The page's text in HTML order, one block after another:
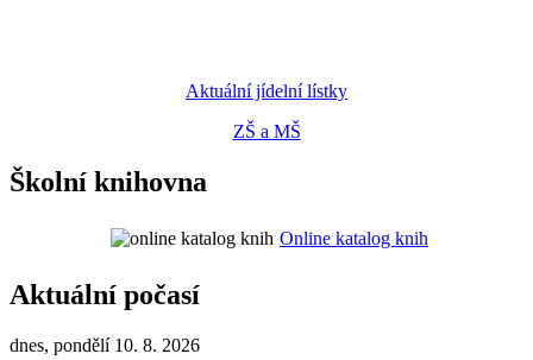
Aktuální jídelní lístky
ZŠ a MŠ
Školní knihovna
Online katalog knih
Aktuální počasí
dnes, pondělí 10. 8. 2026